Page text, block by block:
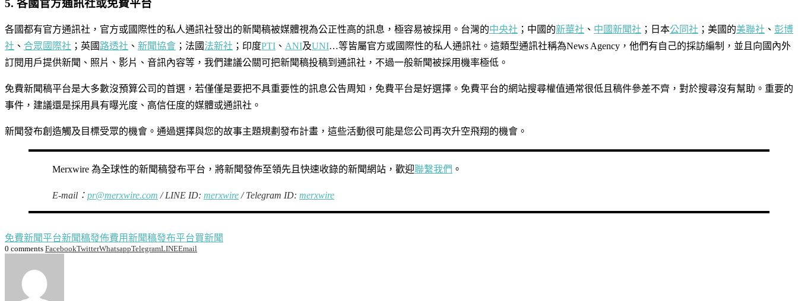
5. 各國官方通訊社或免費平台
各國都有官方通訊社，官方或國際性的私人通訊社發出的新聞稿被媒體視為公正性高的訊息，極容易被採用。台灣的中央社 ；中國的新華社 、 中國新聞社 ；日本公同社 ；美國的美聯社 、 彭博
社 、 合眾國際社 ；英國 路透社 、 新聞協會 ；法國 法新社 ；印度PTI 、 ANI及UNI…等皆屬官方或國際性的私人通訊社。這類型通訊社稱為News Agency，他們有自己的採訪編制，並且向國內外
訂閱用戶提供新聞、照片、影片、音訊內容等，我們建議公關可把新聞稿投稿到通訊社，不過一般新聞被採用機率極低。
免費新聞稿平台是大多數沒預算公司的首選，若僅僅是要把不具重要性的訊息公告周知，免費平台是好選擇。免費平台的網站搜尋權值通常很低且稿件參差不齊，對於搜尋沒有幫助。重要的
事件，建議還是採用具有曝光度、高信任度的媒體或通訊社。
新聞發布創造觸及目標受眾的機會。通過選擇與您的故事主題規劃發布計畫，這些活動很可能是您公司再次升空飛翔的機會。
Merxwire 為全球性的新聞稿發布平台，將新聞發佈至領先且快速收錄的新聞網站，歡迎聯繫我們 。
E-mail： pr@merxwire.com / LINE ID: merxwire / Telegram ID: merxwire
免費新聞平台新聞稿發佈費用新聞稿發布平台買新聞
0 comments FacebookTwitterWhatsappTelegramLINEEmail